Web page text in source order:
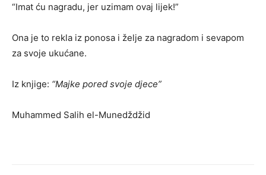
“Imat ću nagradu, jer uzimam ovaj lijek!”
Ona je to rekla iz ponosa i želje za nagradom i sevapom
za svoje ukućane.
Iz knjige: “Majke pored svoje djece”
Muhammed Salih el-Munedždžid